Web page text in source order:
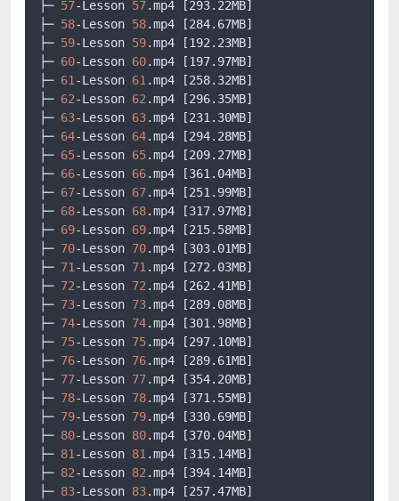
├─ 57-Lesson 57.mp4
[293.22MB]
├─ 58-Lesson 58.mp4
[284.67MB]
├─ 59-Lesson 59.mp4
[192.23MB]
├─ 60-Lesson 60.mp4
[197.97MB]
├─ 61 -Lesson 61 .mp4
[258.32MB]
├─ 62-Lesson 62 .mp4
[296.35MB]
├─ 63-Lesson 63.mp4
[231.30MB]
├─ 64-Lesson 64.mp4
[294.28MB]
├─ 65-Lesson 65.mp4
[209.27MB]
├─ 66-Lesson 66.mp4
[361.04MB]
├─ 67-Lesson 67.mp4
[251.99MB]
├─ 68-Lesson 68.mp4
[317.97MB]
├─ 69-Lesson 69.mp4
[215.58MB]
├─ 70-Lesson 70.mp4
[303.01MB]
├─ 71 -Lesson 71 .mp4
[272.03MB]
├─ 72-Lesson 72 .mp4
[262.41MB]
├─ 73-Lesson 73.mp4
[289.08MB]
├─ 74-Lesson 74.mp4
[301.98MB]
├─ 75-Lesson 75.mp4
[297.10MB]
├─ 76-Lesson 76.mp4
[289.61MB]
├─ 77-Lesson 77.mp4
[354.20MB]
├─ 78-Lesson 78.mp4
[371.55MB]
├─ 79-Lesson 79.mp4
[330.69MB]
├─ 80-Lesson 80.mp4
[370.04MB]
├─ 81 -Lesson 81 .mp4
[315.14MB]
├─ 82-Lesson 82 .mp4
[394.14MB]
├─ 83-Lesson 83.mp4
[257.47MB]